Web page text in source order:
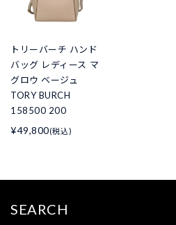
トリーバーチ ハンド
バッグ レディース マ
グロウ ベージュ
TORY BURCH
158500 200
¥49,800(税込)
SEARCH